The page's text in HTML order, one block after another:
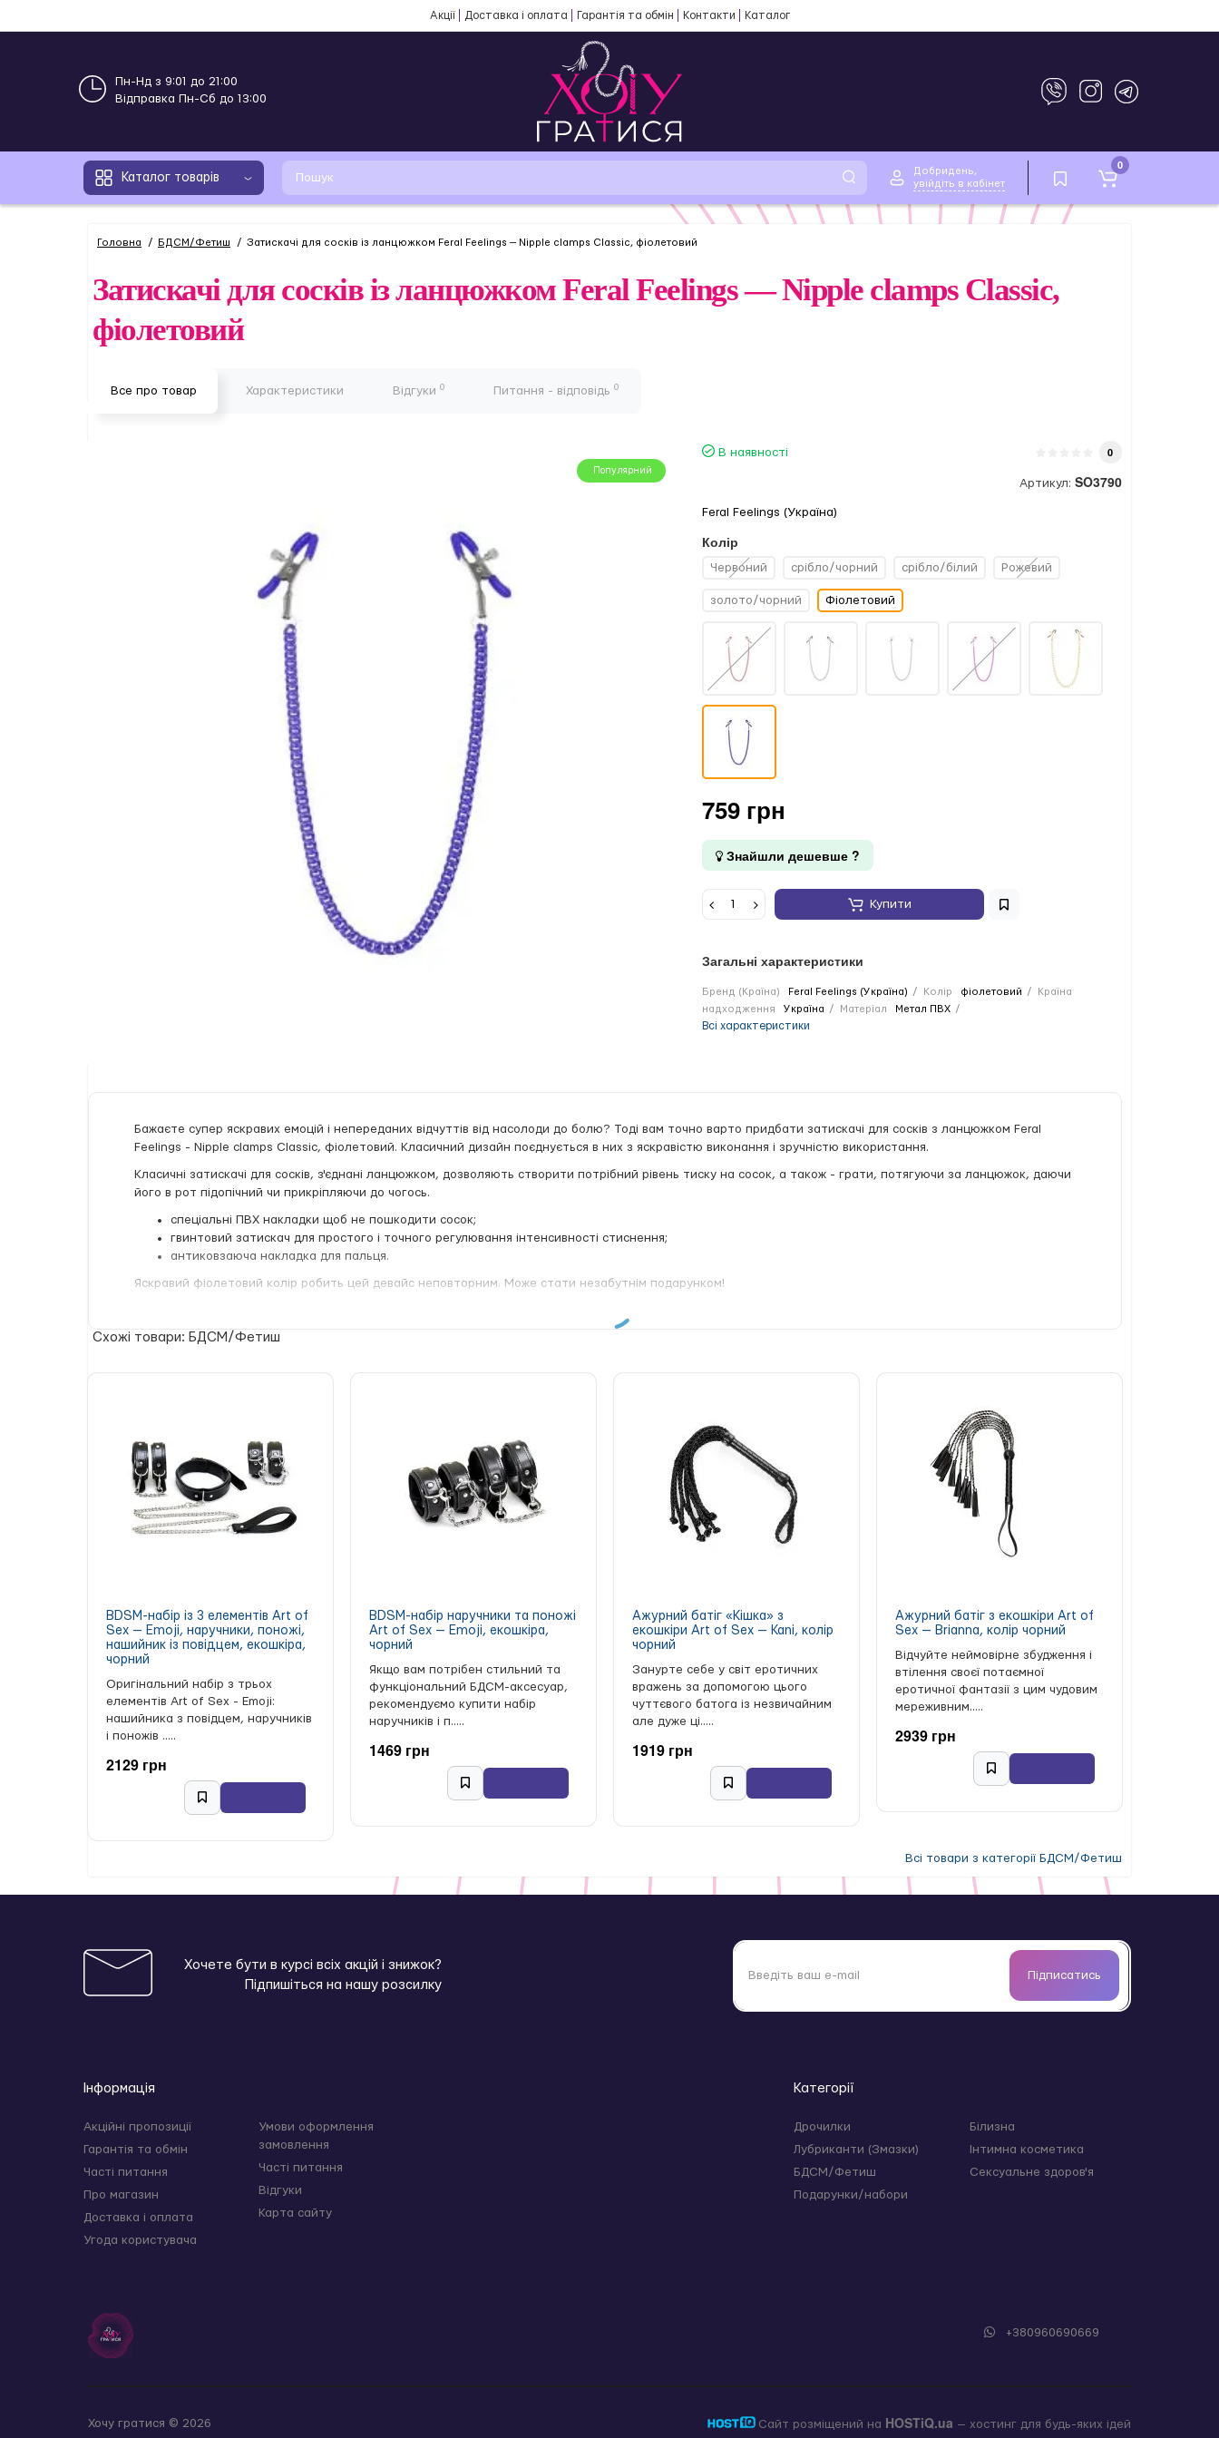
Акції Доставка і оплата Гарантія та обмін Контакти Каталог
Пн-Нд з 9:01 до 21:00
Відправка Пн-Сб до 13:00
Каталог товарів
Добридень,
увійдіть в кабінет
0
Головна БДСМ/Фетиш Затискачі для сосків із ланцюжком Feral Feelings — Nipple clamps Classic, фіолетовий
Затискачі для сосків із ланцюжком Feral Feelings — Nipple clamps Classic,
фіолетовий
Все про товар Характеристики Відгуки 0 Питання - відповідь 0
Популярний
В наявності 0
Артикул: SO3790
Feral Feelings (Україна)
Колір
Червоний срібло/чорний срібло/білий Рожевий
золото/чорний Фіолетовий
759 грн
Знайшли дешевше ?
Купити
Загальні характеристики
Бренд (Країна) Feral Feelings (Україна) Колір фіолетовий
Країна
надходження
Україна Матеріал Метал ПВХ
Всі характеристики
Бажаєте супер яскравих емоцій і непереданих відчуттів від насолоди до болю? Тоді вам точно варто придбати затискачі для сосків з ланцюжком Feral
Feelings - Nipple clamps Classic, фіолетовий. Класичний дизайн поєднується в них з яскравістю виконання і зручністю використання.
Класичні затискачі для сосків, з'єднані ланцюжком, дозволяють створити потрібний рівень тиску на сосок, а також - грати, потягуючи за ланцюжок, даючи
його в рот підопічний чи прикріпляючи до чогось.
спеціальні ПВХ накладки щоб не пошкодити сосок;
гвинтовий затискач для простого і точного регулювання інтенсивності стиснення;
антиковзаюча накладка для пальця.
Яскравий фіолетовий колір робить цей девайс неповторним. Може стати незабутнім подарунком!
Схожі товари: БДСМ/Фетиш
BDSM-набір із 3 елементів Art of
Sex — Emoji, наручники, поножі,
нашийник із повідцем, екошкіра,
чорний
Оригінальний набір з трьох
елементів Art of Sex - Emoji:
нашийника з повідцем, наручників
і поножів .....
2129 грн
BDSM-набір наручники та поножі
Art of Sex — Emoji, екошкіра,
чорний
Якщо вам потрібен стильний та
функціональний БДСМ-аксесуар,
рекомендуємо купити набір
наручників і п.....
1469 грн
Ажурний батіг «Кішка» з
екошкіри Art of Sex — Kani, колір
чорний
Занурте себе у світ еротичних
вражень за допомогою цього
чуттєвого батога із незвичайним
але дуже ці.....
1919 грн
Ажурний батіг з екошкіри Art of
Sex — Brianna, колір чорний
Відчуйте неймовірне збудження і
втілення своєї потаємної
еротичної фантазії з цим чудовим
мереживним.....
2939 грн
Всі товари з категорії БДСМ/Фетиш
Хочете бути в курсі всіх акцій і знижок?
Підпишіться на нашу розсилку
Підписатись
Інформація
Акційні пропозиції
Гарантія та обмін
Часті питання
Про магазин
Доставка і оплата
Угода користувача
Умови оформлення
замовлення
Часті питання
Відгуки
Карта сайту
Категорії
Дрочилки
Лубриканти (Змазки)
БДСМ/Фетиш
Подарунки/набори
Білизна
Інтимна косметика
Сексуальне здоров'я
+380960690669
Хочу гратися © 2026 Сайт розміщений на HOSTiQ.ua — хостинг для будь-яких ідей